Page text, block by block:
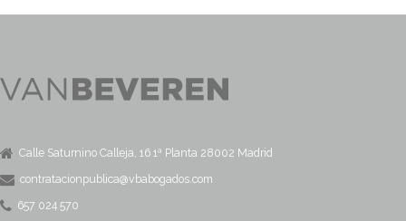
Calle Saturnino Calleja, 16 1ª Planta 28002 Madrid
contratacionpublica@vbabogados.com
657 024 570